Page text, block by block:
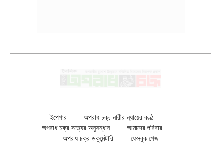
ইপেপার
অপরাধ চক্র নারীর ন্যায়ের কণ্ঠ
অপরাধ চক্র সত্যের অনুসন্ধান
আমাদের পরিবার
অপরাধ চক্র ডকুমেন্টারি
ফেসবুক পেজ